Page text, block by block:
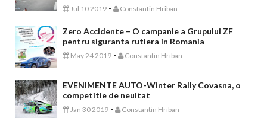
Jul 10 2019 - Constantin Hriban
Zero Accidente – O campanie a Grupului ZF
pentru siguranta rutiera in Romania
May 24 2019 - Constantin Hriban
EVENIMENTE AUTO-Winter Rally Covasna, o
competitie de neuitat
Jan 30 2019 - Constantin Hriban